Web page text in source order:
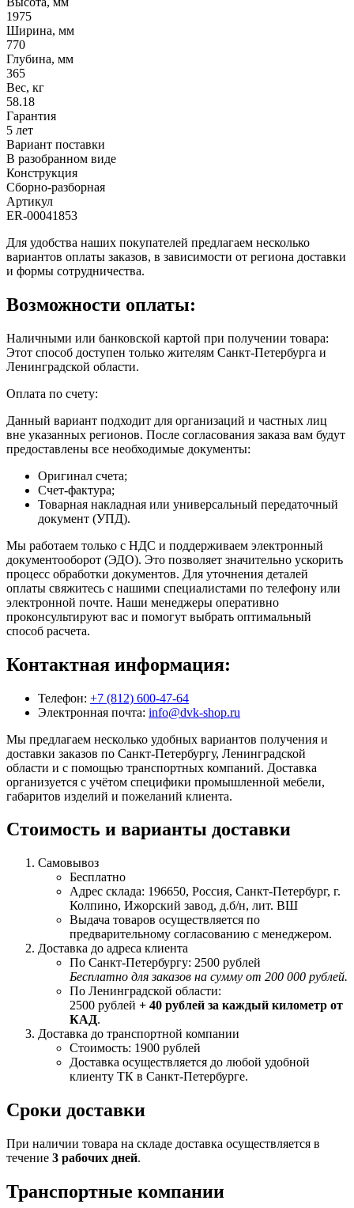
1975
Ширина, мм
770
Глубина, мм
365
Вес, кг
58.18
Гарантия
5 лет
Вариант поставки
В разобранном виде
Конструкция
Сборно-разборная
Артикул
ER-00041853
Для удобства наших покупателей предлагаем несколько
вариантов оплаты заказов, в зависимости от региона доставки
и формы сотрудничества.
Возможности оплаты:
Наличными или банковской картой при получении товара:
Этот способ доступен только жителям Санкт-Петербурга и
Ленинградской области.
Оплата по счету:
Данный вариант подходит для организаций и частных лиц
вне указанных регионов. После согласования заказа вам будут
предоставлены все необходимые документы:
Оригинал счета;
Счет-фактура;
Товарная накладная или универсальный передаточный
документ (УПД).
Мы работаем только с НДС и поддерживаем электронный
документооборот (ЭДО). Это позволяет значительно ускорить
процесс обработки документов. Для уточнения деталей
оплаты свяжитесь с нашими специалистами по телефону или
электронной почте. Наши менеджеры оперативно
проконсультируют вас и помогут выбрать оптимальный
способ расчета.
Контактная информация:
Телефон: +7 (812) 600-47-64
Электронная почта: info@dvk-shop.ru
Мы предлагаем несколько удобных вариантов получения и
доставки заказов по Санкт-Петербургу, Ленинградской
области и с помощью транспортных компаний. Доставка
организуется с учётом специфики промышленной мебели,
габаритов изделий и пожеланий клиента.
Стоимость и варианты доставки
Самовывоз
Бесплатно
Адрес склада: 196650, Россия, Санкт-Петербург, г.
Колпино, Ижорский завод, д.б/н, лит. ВШ
Выдача товаров осуществляется по
предварительному согласованию с менеджером.
Доставка до адреса клиента
По Санкт-Петербургу: 2500 рублей
Бесплатно для заказов на сумму от 200 000 рублей.
По Ленинградской области:
2500 рублей + 40 рублей за каждый километр от
КАД.
Доставка до транспортной компании
Стоимость: 1900 рублей
Доставка осуществляется до любой удобной
клиенту ТК в Санкт-Петербурге.
Сроки доставки
При наличии товара на складе доставка осуществляется в
течение 3 рабочих дней.
Транспортные компании